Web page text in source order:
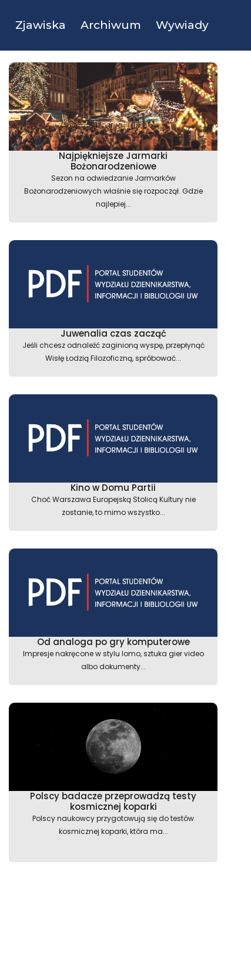
Zjawiska Archiwum Wywiady
Najpiękniejsze Jarmarki
Bożonarodzeniowe
Sezon na odwiedzanie Jarmarków
Bożonarodzeniowych właśnie się rozpoczął. Gdzie
najlepiej...
Juwenalia czas zacząć
Jeśli chcesz odnaleźć zaginioną wyspę, przepłynąć
Wisłę Łodzią Filozoficzną, spróbować...
Kino w Domu Partii
Choć Warszawa Europejską Stolicą Kultury nie
zostanie, to mimo wszystko...
Od analoga po gry komputerowe
Impresje nakręcone w stylu lomo, sztuka gier video
albo dokumenty...
Polscy badacze przeprowadzą testy
kosmicznej koparki
Polscy naukowcy przygotowują się do testów
kosmicznej koparki, która ma...